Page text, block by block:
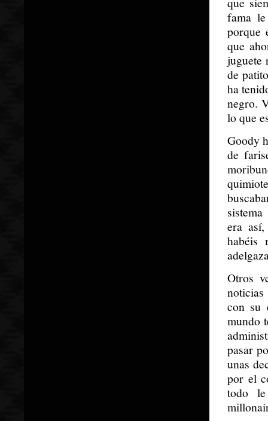
fama
porque
que
juguete
de
ha
negro.
lo que
Goody
de
era
habéis
Otros
con su
mundo
pasar
unas
por el
todo